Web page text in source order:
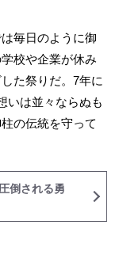
毎日のように御
校や企業が休み
た祭りだ。7年に
いは並々ならぬも
の伝統を守って
倒される勇